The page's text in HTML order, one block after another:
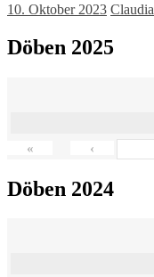
10. Oktober 2023 Claudia
Döben 2025
« ‹
Döben 2024